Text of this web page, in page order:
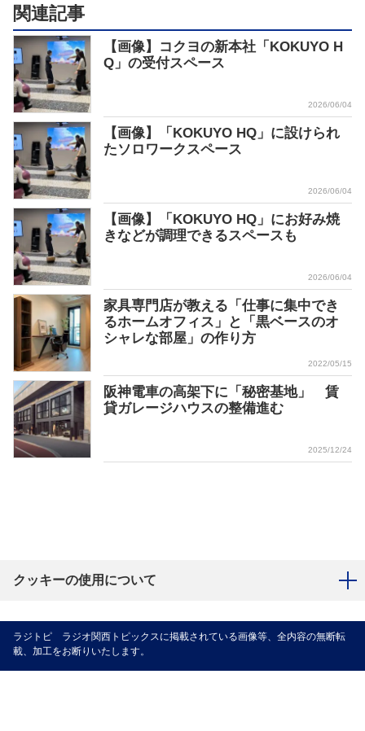
関連記事
【画像】コクヨの新本社「KOKUYO H
Q」の受付スペース
2026/06/04
【画像】「KOKUYO HQ」に設けられ
たソロワークスペース
2026/06/04
【画像】「KOKUYO HQ」にお好み焼
きなどが調理できるスペースも
2026/06/04
家具専門店が教える「仕事に集中でき
るホームオフィス」と「黒ベースのオ
シャレな部屋」の作り方
2022/05/15
阪神電車の高架下に「秘密基地」 賃
貸ガレージハウスの整備進む
2025/12/24
クッキーの使用について
ラジトピ ラジオ関西トピックスに掲載されている画像等、全内容の無断転
載、加工をお断りいたします。